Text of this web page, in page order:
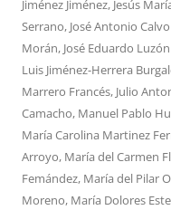
Jiménez Jiménez, Jesús
Serrano, José Antonio
Morán, José Eduardo
Luis Jiménez-Herrera
Marrero Francés, Julio
Camacho, Manuel Pablo
María Carolina Martinez
Arroyo, María del Carmen
Femández, María del Pilar
Moreno, María Dolores